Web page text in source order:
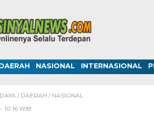
NASIONAL INTERNASIONAL
/ DAERAH / NASIONAL
10:16 WIB